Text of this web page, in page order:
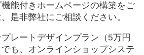
能付きホームページの構築をご
是非弊社にご相談ください。
レートデザインプラン（5万円
も、オンラインショップシステ